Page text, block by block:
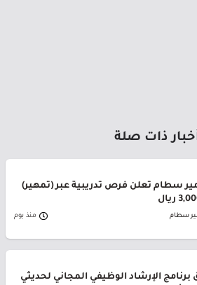
ذات صلة
سطام تعلن فرص تدريبية عبر (تمهير)
سطام منذ يوم
برنامج الإرشاد الوظيفي المجاني لحديثي